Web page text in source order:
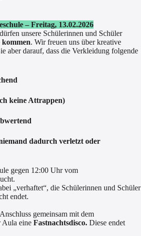
– Freitag, 13.02.2026
unsere Schülerinnen und Schüler
. Wir freuen uns über kreative
aber darauf, dass die Verkleidung folgende
keine Attrappen)
dadurch verletzt oder
gegen 12:00 Uhr vom
„verhaftet“, die Schülerinnen und Schüler
endet.
gemeinsam mit dem
Aula eine Fastnachtsdisco. Diese endet